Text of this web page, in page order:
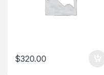
$320.00